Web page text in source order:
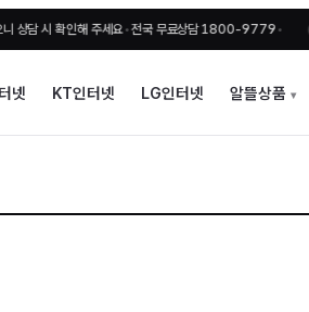
확인해 주세요•전국 무료상담 1800-9779•
넷 KT인터넷 LG인터넷 알뜰상품